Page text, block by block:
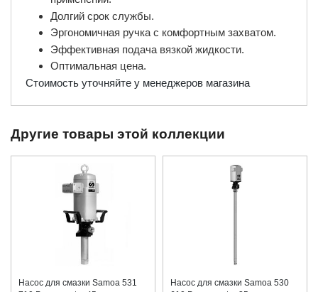
Долгий срок службы.
Эргономичная ручка с комфортным захватом.
Эффективная подача вязкой жидкости.
Оптимальная цена.
Стоимость уточняйте у менеджеров магазина
Другие товары этой коллекции
Насос для смазки Samoa 531
Насос для смазки Samoa 530